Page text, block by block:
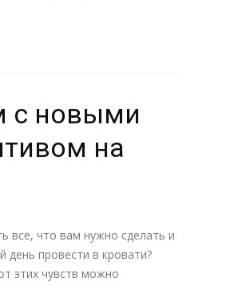
с новыми
на
все, что вам нужно сделать и
день провести в кровати?
этих чувств можно